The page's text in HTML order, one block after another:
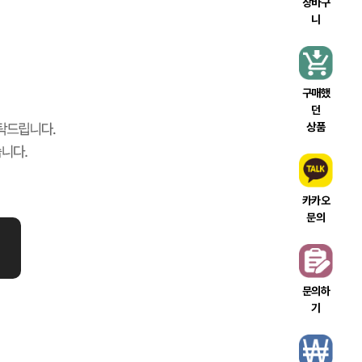
니
구매했
던
상품
카카오
문의
문의하
기